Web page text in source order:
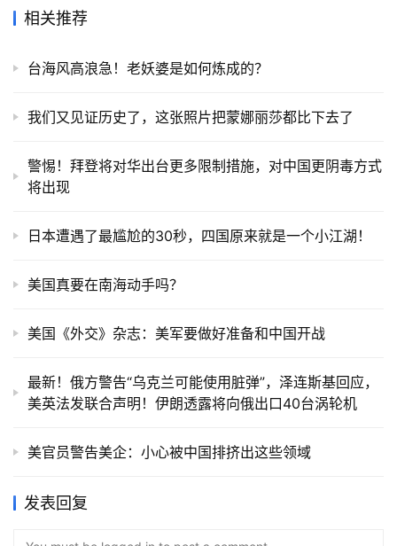
相关推荐
台海风高浪急！老妖婆是如何炼成的？
我们又见证历史了，这张照片把蒙娜丽莎都比下去了
警惕！拜登将对华出台更多限制措施，对中国更阴毒方式
将出现
日本遭遇了最尴尬的30秒，四国原来就是一个小江湖！
美国真要在南海动手吗？
美国《外交》杂志：美军要做好准备和中国开战
最新！俄方警告“乌克兰可能使用脏弹”，泽连斯基回应，
美英法发联合声明！伊朗透露将向俄出口40台涡轮机
美官员警告美企：小心被中国排挤出这些领域
发表回复